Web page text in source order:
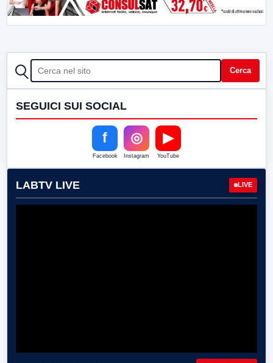
CERCA Cerca
SEGUICI SUI SOCIAL
f
Facebook
◎
Instagram
▶
YouTube
LABTV LIVE LIVE